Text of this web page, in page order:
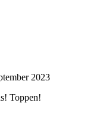
2023
Toppen!